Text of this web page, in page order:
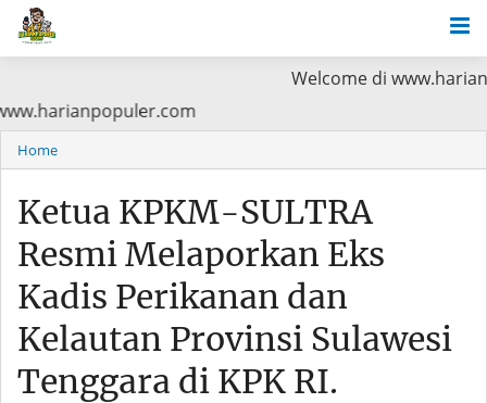
Welcome di
Baca di www.harianpopuler.com
Home
Ketua KPKM-SULTRA
Resmi Melaporkan Eks
Kadis Perikanan dan
Kelautan Provinsi Sulawesi
Tenggara di KPK RI.